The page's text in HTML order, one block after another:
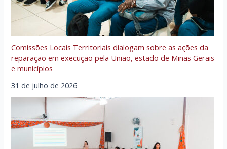
Comissões Locais Territoriais dialogam sobre as ações da
reparação em execução pela União, estado de Minas Gerais
e municípios
31 de julho de 2026